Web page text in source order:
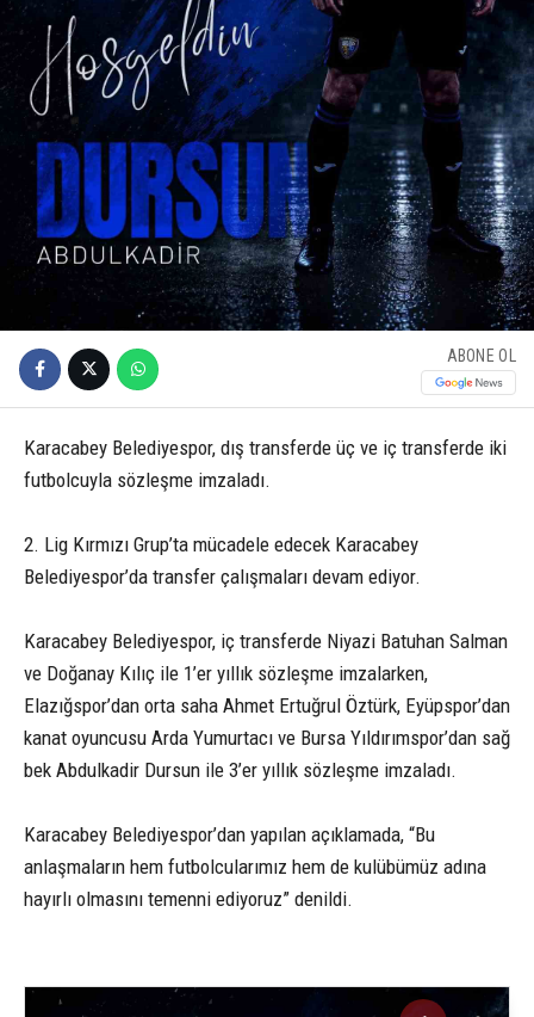
ABONE OL
Karacabey Belediyespor, dış transferde üç ve iç transferde iki
futbolcuyla sözleşme imzaladı.
2. Lig Kırmızı Grup’ta mücadele edecek Karacabey
Belediyespor’da transfer çalışmaları devam ediyor.
Karacabey Belediyespor, iç transferde Niyazi Batuhan Salman
ve Doğanay Kılıç ile 1’er yıllık sözleşme imzalarken,
Elazığspor’dan orta saha Ahmet Ertuğrul Öztürk, Eyüpspor’dan
kanat oyuncusu Arda Yumurtacı ve Bursa Yıldırımspor’dan sağ
bek Abdulkadir Dursun ile 3’er yıllık sözleşme imzaladı.
Karacabey Belediyespor’dan yapılan açıklamada, “Bu
anlaşmaların hem futbolcularımız hem de kulübümüz adına
hayırlı olmasını temenni ediyoruz” denildi.